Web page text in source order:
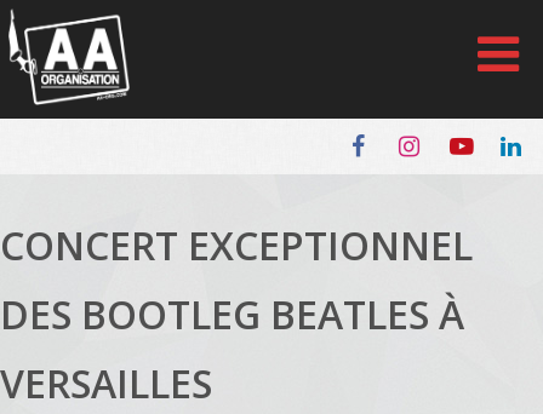
Panneau de gestion des cookies
CONCERT EXCEPTIONNEL
DES BOOTLEG BEATLES À
VERSAILLES